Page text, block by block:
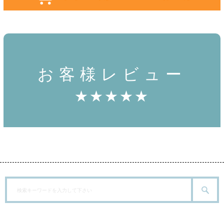
お客様レビュー
★★★★★